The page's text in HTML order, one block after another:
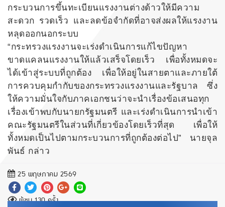
กระบวนการขึ้นทะเบียนแรงงานต่างด้าวให้มีความ
สะดวก รวดเร็ว และลดข้อจำกัดที่อาจส่งผลให้แรงงาน
หลุดออกนอกระบบ
“กระทรวงแรงงานจะเร่งดำเนินการแก้ไขปัญหา
ขาดแคลนแรงงานให้แล้วเสร็จโดยเร็ว เพื่อทั้งหมดจะ
ได้เข้าสู่ระบบที่ถูกต้อง เพื่อให้อยู่ในสายตาและภายใต้
การควบคุมกำกับของกระทรวงแรงงานและรัฐบาล ซึ่ง
ให้ความมั่นใจกับภาคเอกชนว่าจะนำเรื่องข้อเสนอทุก
เรื่องเข้าพบกับนายกรัฐมนตรี และเร่งดำเนินการนำเข้า
คณะรัฐมนตรีในส่วนที่เกี่ยวข้องโดยเร็วที่สุด เพื่อให้
ทั้งหมดเป็นไปตามกระบวนการที่ถูกต้องต่อไป” นายจุล
พันธ์ กล่าว
25 พฤษภาคม 2569
ผู้ชม 130 ครั้ง